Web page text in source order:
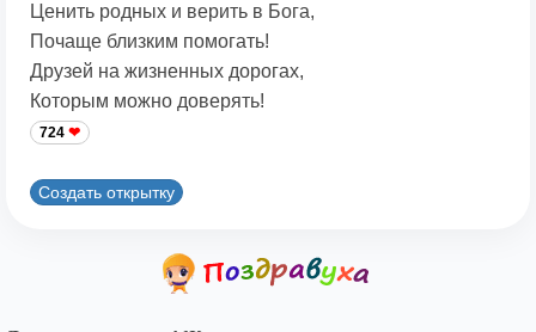
Ценить родных и верить в Бога,
Почаще близким помогать!
Друзей на жизненных дорогах,
Которым можно доверять!
724
Создать открытку